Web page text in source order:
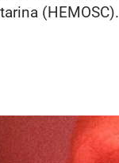
(HEMOSC).